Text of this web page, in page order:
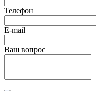
Телефон
E-mail
Ваш вопрос